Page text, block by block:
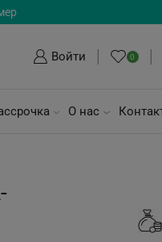
Войти 0
О нас